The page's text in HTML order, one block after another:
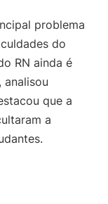
problema
do
RN ainda é
analisou
que a
a